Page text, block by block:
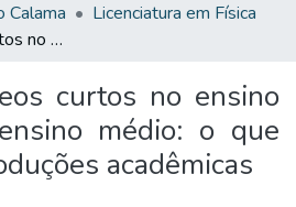
Calama
Licenciatura em Física
O uso de vídeos curtos no ensino de física no ensino médio: o que revelam as produções acadêmicas
curtos no ensino
médio: o que
acadêmicas